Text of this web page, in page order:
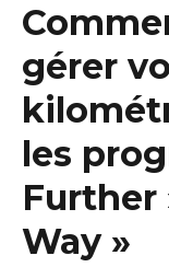
gérer
les
Further
Way »